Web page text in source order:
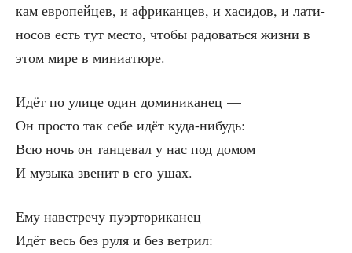
кам евро­пей­цев, и афри­кан­цев, и хаси­дов, и лати­
но­сов есть тут место, что­бы радо­вать­ся жиз­ни в
этом мире в миниатюре.
Идёт по ули­це один доминиканец —
Он про­сто так себе идёт куда-нибудь:
Всю ночь он тан­це­вал у нас под домом
И музы­ка зве­нит в его ушах.
Ему навстре­чу пуэрториканец
Идёт весь без руля и без ветрил: